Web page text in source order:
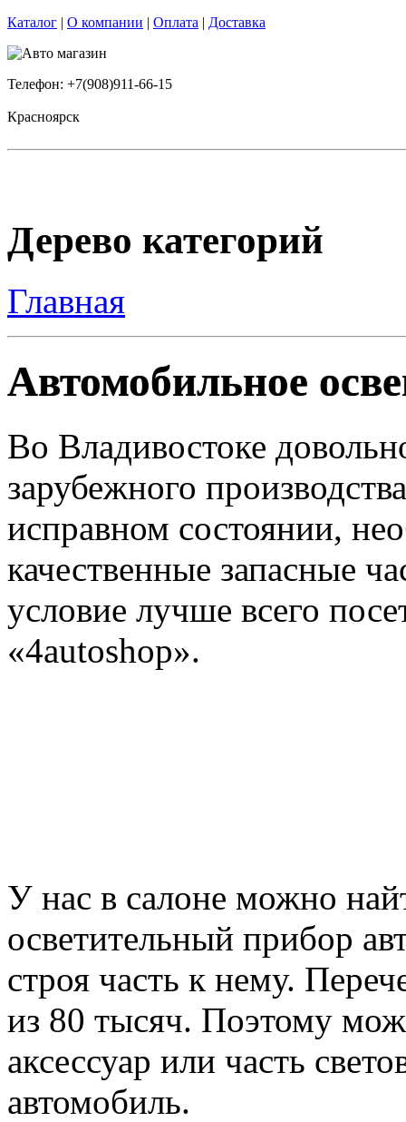
Каталог | О компании | Оплата | Доставка
Телефон: +7(908)911-66-15
Красноярск
Дерево категорий
Главная
Автомобильное
Во Владивостоке
зарубежного
исправном состоянии,
качественные запасные
условие лучше всего
«4autoshop».
У нас в салоне можно
осветительный прибор
строя часть к нему.
из 80 тысяч. Поэтому
аксессуар или часть
автомобиль.